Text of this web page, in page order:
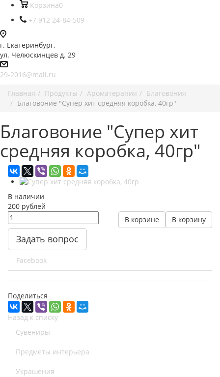
Корзина0
+7 912 24-84-509
г. Екатеринбург,
ул. Челюскинцев д. 29
29-2016@mail.ru
Главная
Продукты Ароматерапия
Благовония
Благовоние "Супер хит средняя коробка, 40гр"
Благовоние "Супер хит
средняя коробка, 40гр"
В наличии
200 рублей
В корзину
В корзине
Задать вопрос
Facebook
Поделиться
Назад к списку
Сувениры
Предметы интерьера
Украшения